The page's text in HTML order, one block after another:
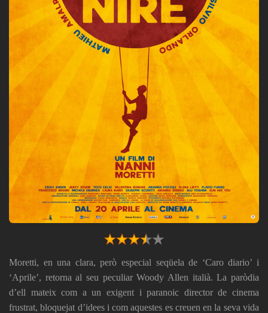
Moretti, en una clara, però especial seqüela de ‘Caro diario’ i
‘Aprile’, retorna al seu peculiar Woody Allen italià. La paròdia
d’ell mateix com a un exigent i paranoic director de cinema
frustrat, bloquejat d’idees i com aquestes es creuen en la seva vida